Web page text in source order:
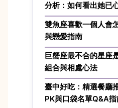
分析：如何看出她已
雙魚座喜歡一個人會
與戀愛指南
巨蟹座最不合的星座
組合與相處心法
臺中好吃：精選餐廳
PK與口袋名單Q&A